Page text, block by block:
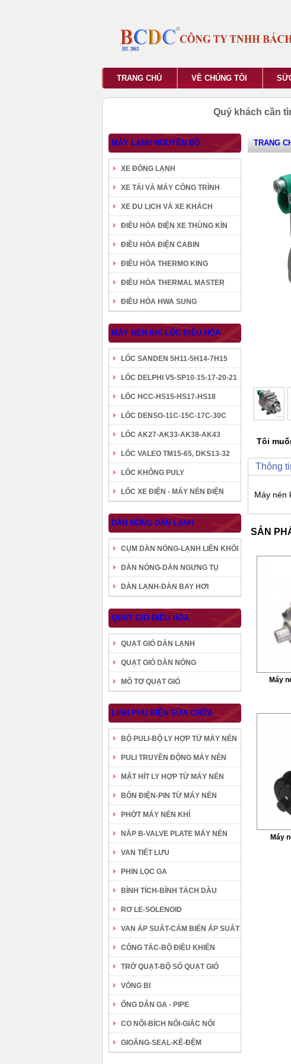
TRANG CHỦ VỀ CHÚNG TÔI
Quý khách cần
MÁY LẠNH NGUYÊN BỘ
XE ĐÔNG LẠNH
XE TẢI VÀ MÁY CÔNG TRÌNH
XE DU LỊCH VÀ XE KHÁCH
ĐIỀU HÒA ĐIỆN XE THÙNG KÍN
ĐIỀU HÒA ĐIỆN CABIN
ĐIỀU HÒA THERMO KING
ĐIỀU HÒA THERMAL MASTER
ĐIỀU HÒA HWA SUNG
MÁY NÉN KHÍ-LỐC ĐIỀU HÒA
LỐC SANDEN 5H11-5H14-7H15
LỐC DELPHI V5-SP10-15-17-20-21
LỐC HCC-HS15-HS17-HS18
LỐC DENSO-11C-15C-17C-30C
LỐC AK27-AK33-AK38-AK43
LỐC VALEO TM15-65, DKS13-32
LỐC KHÔNG PULY
LỐC XE ĐIỆN - MÁY NÉN ĐIỆN
DÀN NÓNG-DÀN LẠNH
CỤM DÀN NÓNG-LẠNH LIỀN KHỐI
DÀN NÓNG-DÀN NGƯNG TỤ
DÀN LẠNH-DÀN BAY HƠI
QUẠT GIÓ ĐIỀU HÒA
QUẠT GIÓ DÀN LẠNH
QUẠT GIÓ DÀN NÓNG
MÔ TƠ QUẠT GIÓ
LINH PHỤ KIỆN SỬA CHỮA
BỘ PULI-BỘ LY HỢP TỪ MÁY NÉN
PULI TRUYỀN ĐỘNG MÁY NÉN
MẶT HÍT LY HỢP TỪ MÁY NÉN
BÔN ĐIỆN-PIN TỪ MÁY NÉN
PHỚT MÁY NÉN KHÍ
NẮP B-VALVE PLATE MÁY NÉN
VAN TIẾT LƯU
PHIN LỌC GA
BÌNH TÍCH-BÌNH TÁCH DẦU
RƠ LE-SOLENOID
VAN ÁP SUẤT-CẢM BIẾN ÁP SUẤT
CÔNG TẮC-BỘ ĐIỀU KHIỂN
TRỞ QUẠT-BỘ SỐ QUẠT GIÓ
VÒNG BI
ỐNG DẪN GA - PIPE
CO NỐI-BÍCH NỐI-GIẮC NỐI
GIOĂNG-SEAL-KÊ-ĐỆM
TRANG
Tôi
Thông
Máy nén
SẢN
Máy
Máy